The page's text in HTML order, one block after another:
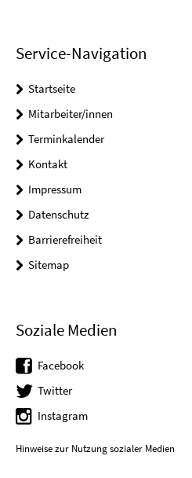
Service-Navigation
Startseite
Mitarbeiter/innen
Terminkalender
Kontakt
Impressum
Datenschutz
Barrierefreiheit
Sitemap
Soziale Medien
Facebook
Twitter
Instagram
Hinweise zur Nutzung sozialer Medien